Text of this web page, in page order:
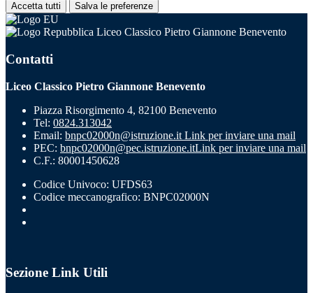
Accetta tutti Salva le preferenze
Liceo Classico Pietro Giannone Benevento
Contatti
Liceo Classico Pietro Giannone Benevento
Piazza Risorgimento 4, 82100 Benevento
Tel: 0824.313042
Email: bnpc02000n@istruzione.it Link per inviare una mail
PEC: bnpc02000n@pec.istruzione.itLink per inviare una mail
C.F.: 80001450628
Codice Univoco: UFDS63
Codice meccanografico: BNPC02000N
Sezione Link Utili